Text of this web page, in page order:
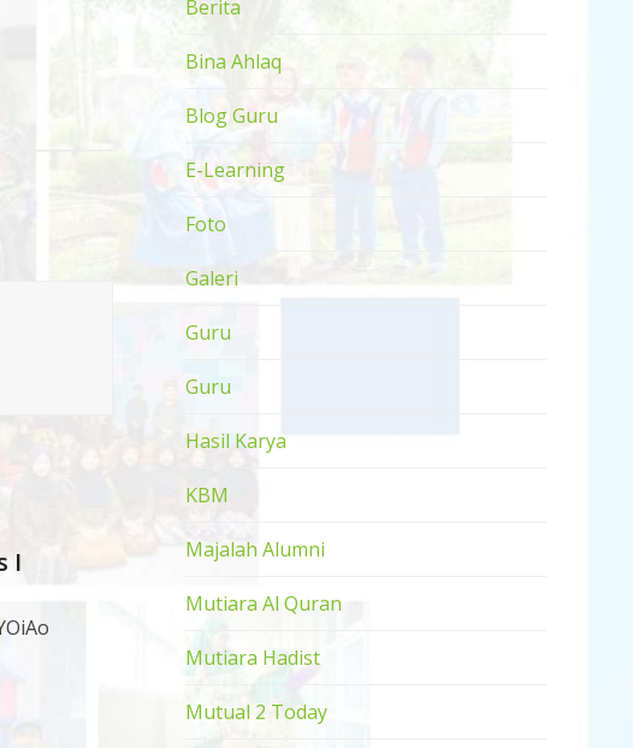
I
Berita
Bina Ahlaq
Blog Guru
E-Learning
Foto
Galeri
Guru
Guru
Hasil Karya
KBM
Majalah Alumni
Mutiara Al Quran
Mutiara Hadist
Mutual 2 Today